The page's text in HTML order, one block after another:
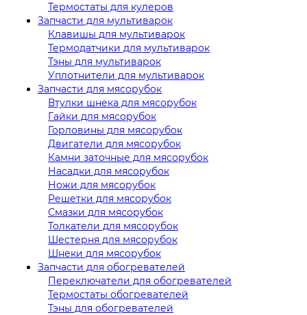
Термостаты для кулеров
Запчасти для мультиварок
Клавишы для мультиварок
Термодатчики для мультиварок
Тэны для мультиварок
Уплотнители для мультиварок
Запчасти для мясорубок
Втулки шнека для мясорубок
Гайки для мясорубок
Горловины для мясорубок
Двигатели для мясорубок
Камни заточные для мясорубок
Насадки для мясорубок
Ножи для мясорубок
Решетки для мясорубок
Смазки для мясорубок
Толкатели для мясорубок
Шестерня для мясорубок
Шнеки для мясорубок
Запчасти для обогревателей
Переключатели для обогревателей
Термостаты обогревателей
Тэны для обогревателей